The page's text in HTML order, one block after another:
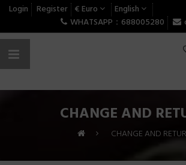
Login Register € Euro
English
WHATSAPP：688005280
CHANGE AND
> CHANGE AND